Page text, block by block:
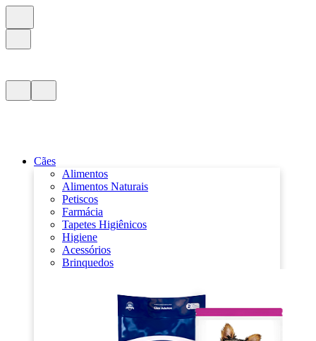
Cães
Alimentos
Alimentos Naturais
Petiscos
Farmácia
Tapetes Higiênicos
Higiene
Acessórios
Brinquedos